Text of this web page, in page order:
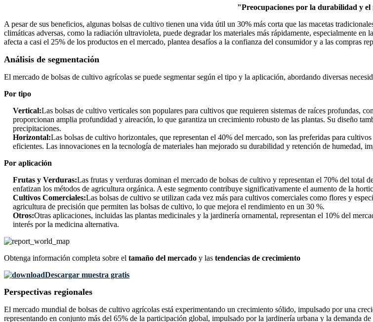
"Preocupaciones por la durabilidad y
A pesar de sus beneficios, algunas bolsas de cultivo tienen una vida útil un 30% más corta que las macetas
climáticas adversas, como la radiación ultravioleta, puede degradar los materiales más rápidamente, especialmente
afecta a casi el 25% de los productos en el mercado, plantea desafíos a la confianza del consumidor y a las compras
Análisis de segmentación
El mercado de bolsas de cultivo agrícolas se puede segmentar según el tipo y la aplicación, abordando diversas
Por tipo
Vertical:Las bolsas de cultivo verticales son populares para cultivos que requieren sistemas de raíces profundas,
proporcionan amplia profundidad y aireación, lo que garantiza un crecimiento robusto de las plantas. Su diseño
precipitaciones.
Horizontal:Las bolsas de cultivo horizontales, que representan el 40% del mercado, son las preferidas para
eficientes. Las innovaciones en la tecnología de materiales han mejorado su durabilidad y retención de humedad,
Por aplicación
Frutas y Verduras:Las frutas y verduras dominan el mercado de bolsas de cultivo y representan el 70% del
enfatizan los métodos de agricultura orgánica. A este segmento contribuye significativamente el aumento de la
Cultivos Comerciales:Las bolsas de cultivo se utilizan cada vez más para cultivos comerciales como flores y
agricultura de precisión que permiten las bolsas de cultivo, lo que mejora el rendimiento en un 30 %.
Otros:Otras aplicaciones, incluidas las plantas medicinales y la jardinería ornamental, representan el 10% del
interés por la medicina alternativa.
Obtenga información completa sobre el tamaño del mercado y las tendencias de crecimiento
Descargar muestra gratis
Perspectivas regionales
El mercado mundial de bolsas de cultivo agrícolas está experimentando un crecimiento sólido, impulsado por una
representando en conjunto más del 65% de la participación global, impulsado por la jardinería urbana y la demanda